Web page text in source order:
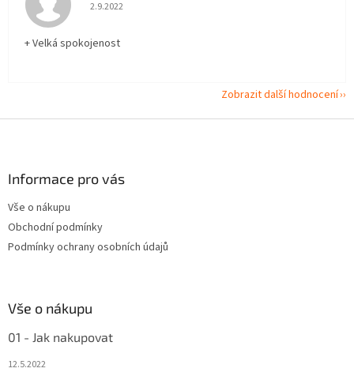
2.9.2022
+ Velká spokojenost
Zobrazit další hodnocení
Informace pro vás
Vše o nákupu
Obchodní podmínky
Podmínky ochrany osobních údajů
Vše o nákupu
01 - Jak nakupovat
12.5.2022